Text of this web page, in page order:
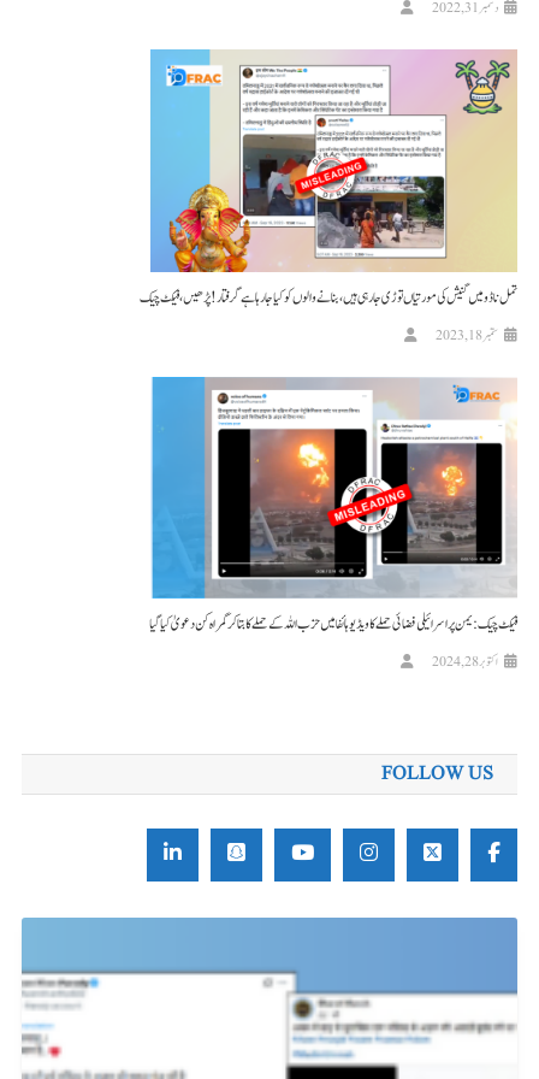
دسمبر 31, 2022
تمل ناڈو میں گنیش کی مورتیاں توڑی جا رہی ہیں، بنانے والوں کو کیا جا رہا ہے گرفتار! پڑھیں، فیکٹ چیک
ستمبر 18, 2023
فیکٹ چیک: یمن پر اسرائیلی فضائی حملے کا ویڈیو ہائفا میں حزب اللہ کے حملے کا بتاکر گمراہ کن دعویٰ کیا گیا
اکتوبر 28, 2024
FOLLOW US